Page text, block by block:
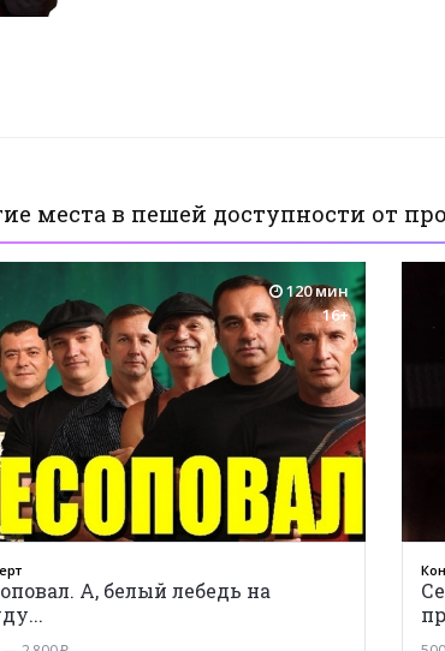
места в пешей доступности от
120 мин
16+
А, белый лебедь на